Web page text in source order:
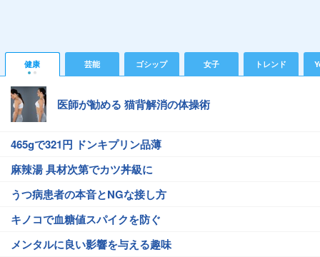
健康 芸能 ゴシップ 女子 トレンド
医師が勧める 猫背解消の体操術
465gで321円 ドンキプリン品薄
麻辣湯 具材次第でカツ丼級に
うつ病患者の本音とNGな接し方
キノコで血糖値スパイクを防ぐ
メンタルに良い影響を与える趣味